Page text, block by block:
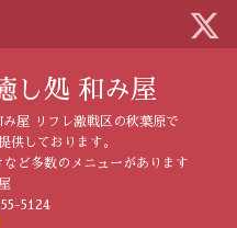
し処 和み屋
屋 リフレ激戦区の秋葉原で
供しております。
ど多数のメニューがあります
5124